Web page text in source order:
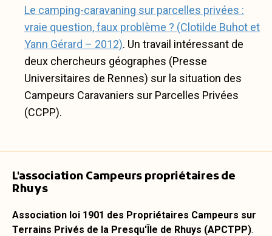
Le camping-caravaning sur parcelles privées :
vraie question, faux problème ? (Clotilde Buhot et
Yann Gérard – 2012). Un travail intéressant de
deux chercheurs géographes (Presse
Universitaires de Rennes) sur la situation des
Campeurs Caravaniers sur Parcelles Privées
(CCPP).
L'association Campeurs propriétaires de
Rhuys
Association loi 1901 des Propriétaires Campeurs sur
Terrains Privés de la Presqu'Île de Rhuys (APCTPP).